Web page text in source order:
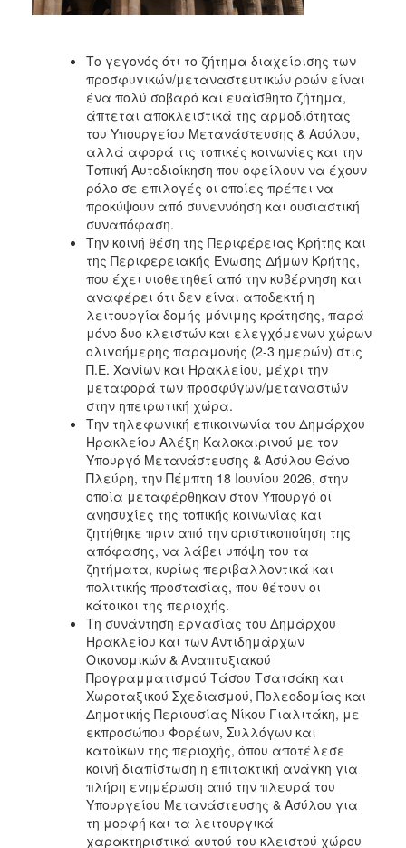
Το γεγονός ότι το ζήτημα διαχείρισης των
προσφυγικών/μεταναστευτικών ροών είναι
ένα πολύ σοβαρό και ευαίσθητο ζήτημα,
άπτεται αποκλειστικά της αρμοδιότητας
του Υπουργείου Μετανάστευσης & Ασύλου,
αλλά αφορά τις τοπικές κοινωνίες και την
Τοπική Αυτοδιοίκηση που οφείλουν να έχουν
ρόλο σε επιλογές οι οποίες πρέπει να
προκύψουν από συνεννόηση και ουσιαστική
συναπόφαση.
Την κοινή θέση της Περιφέρειας Κρήτης και
της Περιφερειακής Ένωσης Δήμων Κρήτης,
που έχει υιοθετηθεί από την κυβέρνηση και
αναφέρει ότι δεν είναι αποδεκτή η
λειτουργία δομής μόνιμης κράτησης, παρά
μόνο δυο κλειστών και ελεγχόμενων χώρων
ολιγοήμερης παραμονής (2-3 ημερών) στις
Π.Ε. Χανίων και Ηρακλείου, μέχρι την
μεταφορά των προσφύγων/μεταναστών
στην ηπειρωτική χώρα.
Την τηλεφωνική επικοινωνία του Δημάρχου
Ηρακλείου Αλέξη Καλοκαιρινού με τον
Υπουργό Μετανάστευσης & Ασύλου Θάνο
Πλεύρη, την Πέμπτη 18 Ιουνίου 2026, στην
οποία μεταφέρθηκαν στον Υπουργό οι
ανησυχίες της τοπικής κοινωνίας και
ζητήθηκε πριν από την οριστικοποίηση της
απόφασης, να λάβει υπόψη του τα
ζητήματα, κυρίως περιβαλλοντικά και
πολιτικής προστασίας, που θέτουν οι
κάτοικοι της περιοχής.
Τη συνάντηση εργασίας του Δημάρχου
Ηρακλείου και των Αντιδημάρχων
Οικονομικών & Αναπτυξιακού
Προγραμματισμού Τάσου Τσατσάκη και
Χωροταξικού Σχεδιασμού, Πολεοδομίας και
Δημοτικής Περιουσίας Νίκου Γιαλιτάκη, με
εκπροσώπου Φορέων, Συλλόγων και
κατοίκων της περιοχής, όπου αποτέλεσε
κοινή διαπίστωση η επιτακτική ανάγκη για
πλήρη ενημέρωση από την πλευρά του
Υπουργείου Μετανάστευσης & Ασύλου για
τη μορφή και τα λειτουργικά
χαρακτηριστικά αυτού του κλειστού χώρου